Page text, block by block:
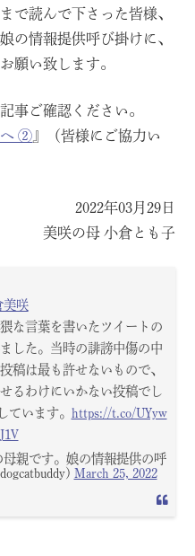
で読んで下さった皆様、
の情報提供呼び掛けに、
願い致します。
事ご確認ください。
へ ② 』（皆様にご協力い
2022年03月29日
美咲の母 小倉とも子
美咲
な言葉を書いたツイートの
した。当時の誹謗中傷の中
稿は最も許せないもので、
るわけにいかない投稿でし
ています。 https://t.co/UYyw
親です。娘の情報提供の呼
March 25, 2022